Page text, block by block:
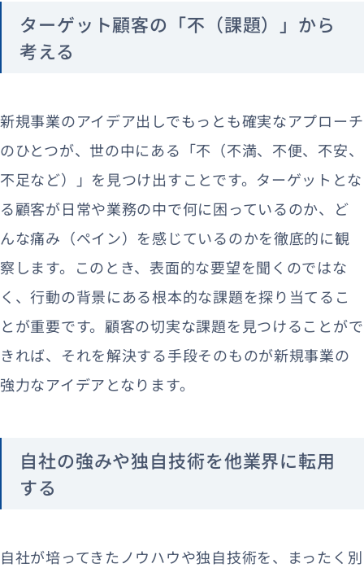
ターゲット顧客の「不（課題）」から
考える
新規事業のアイデア出しでもっとも確実なアプローチ
のひとつが、世の中にある「不（不満、不便、不安、
不足など）」を見つけ出すことです。ターゲットとな
る顧客が日常や業務の中で何に困っているのか、ど
んな痛み（ペイン）を感じているのかを徹底的に観
察します。このとき、表面的な要望を聞くのではな
く、行動の背景にある根本的な課題を探り当てるこ
とが重要です。顧客の切実な課題を見つけることがで
きれば、それを解決する手段そのものが新規事業の
強力なアイデアとなります。
自社の強みや独自技術を他業界に転用
する
自社が培ってきたノウハウや独自技術を、まったく別